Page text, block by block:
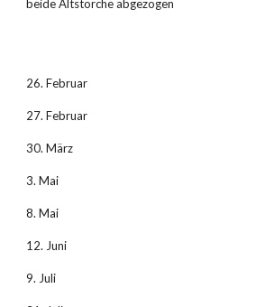
beide Altstörche abgezogen
26. Februar
27. Februar
30. März
3. Mai
8. Mai
12. Juni
9. Juli